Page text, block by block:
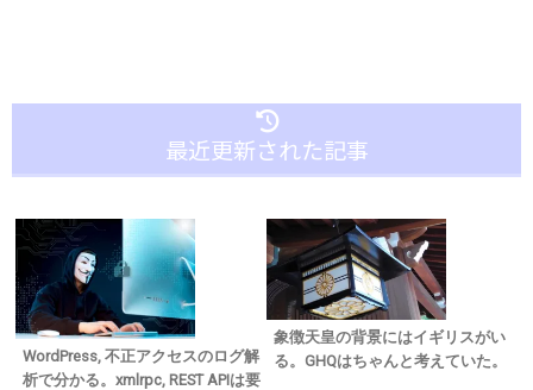
最近更新された記事
WordPress, 不正アクセスのログ解
析で分かる。xmlrpc, REST APIは要
象徴天皇の背景にはイギリスがい
る。GHQはちゃんと考えていた。